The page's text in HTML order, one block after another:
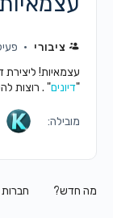
ציבורי
עצמאיות! ליצירת
דיונים" . רוצות
מובילה:
מה חדש? חברות